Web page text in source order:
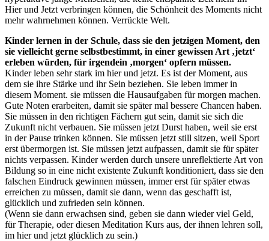
Hier und Jetzt verbringen können, die Schönheit des Moments nicht
mehr wahrnehmen können. Verrückte Welt.
Kinder lernen in der Schule, dass sie den jetzigen Moment, den
sie vielleicht gerne selbstbestimmt, in einer gewissen Art ‚jetzt‘
erleben würden, für irgendein ‚morgen‘ opfern müssen.
Kinder leben sehr stark im hier und jetzt. Es ist der Moment, aus
dem sie ihre Stärke und ihr Sein beziehen. Sie leben immer in
diesem Moment. sie müssen die Hausaufgaben für morgen machen.
Gute Noten erarbeiten, damit sie später mal bessere Chancen haben.
Sie müssen in den richtigen Fächern gut sein, damit sie sich die
Zukunft nicht verbauen. Sie müssen jetzt Durst haben, weil sie erst
in der Pause trinken können. Sie müssen jetzt still sitzen, weil Sport
erst übermorgen ist. Sie müssen jetzt aufpassen, damit sie für später
nichts verpassen. Kinder werden durch unsere unreflektierte Art von
Bildung so in eine nicht existente Zukunft konditioniert, dass sie den
falschen Eindruck gewinnen müssen, immer erst für später etwas
erreichen zu müssen, damit sie dann, wenn das geschafft ist,
glücklich und zufrieden sein können.
(Wenn sie dann erwachsen sind, geben sie dann wieder viel Geld,
für Therapie, oder diesen Meditation Kurs aus, der ihnen lehren soll,
im hier und jetzt glücklich zu sein.)